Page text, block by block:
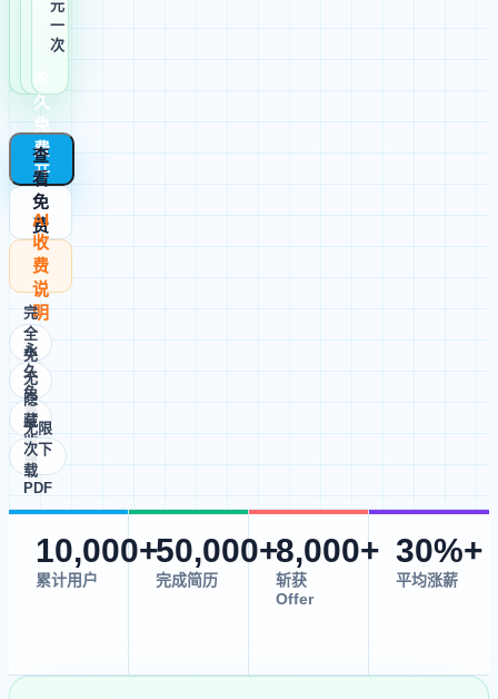
不
限
次
元
一
次
久
免
费
开
始
制
作
查
看
免
费
模
板
AI
收
费
说
明
完
全
免
费
永
久
免
费
无
隐
藏
收
费
无限
次下
载
PDF
10,000+
累计用户
50,000+
完成简历
8,000+
斩获
Offer
30%+
平均涨薪